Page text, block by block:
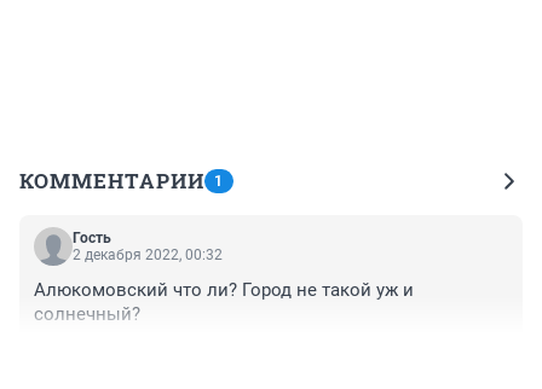
КОММЕНТАРИИ 1
Гость
2 декабря 2022, 00:32
Алюкомовский что ли? Город не такой уж и
солнечный?